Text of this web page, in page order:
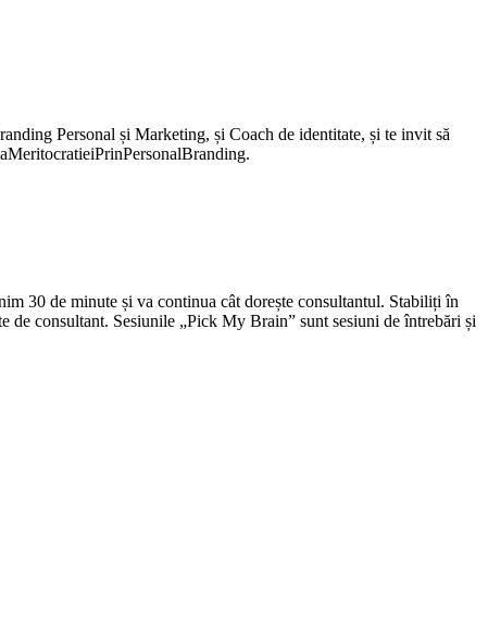
Personal și Marketing, și Coach de identitate, și te invit să
30 de minute și va continua cât dorește consultantul. Stabiliți în
consultant. Sesiunile „Pick My Brain” sunt sesiuni de întrebări și